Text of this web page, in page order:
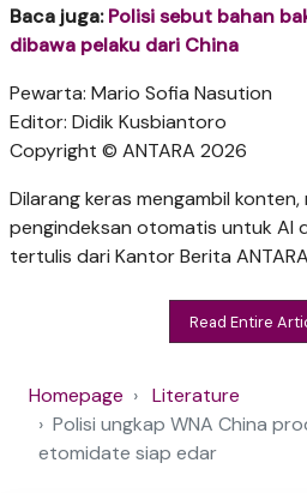
Baca juga:Polisi sebut bahan
dibawa pelaku dari China
Pewarta: Mario Sofia Nasution
Editor: Didik Kusbiantoro
Copyright © ANTARA 2026
Dilarang keras mengambil
pengindeksan otomatis untuk AI
tertulis dari Kantor Berita
Read Entire
Homepage
Literature
Polisi ungkap WNA China
etomidate siap edar